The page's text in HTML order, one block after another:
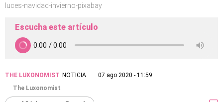
luces-navidad-invierno-pixabay
Escucha este artículo
THE LUXONOMIST NOTICIA
07 ago 2020 - 11:59
The Luxonomist